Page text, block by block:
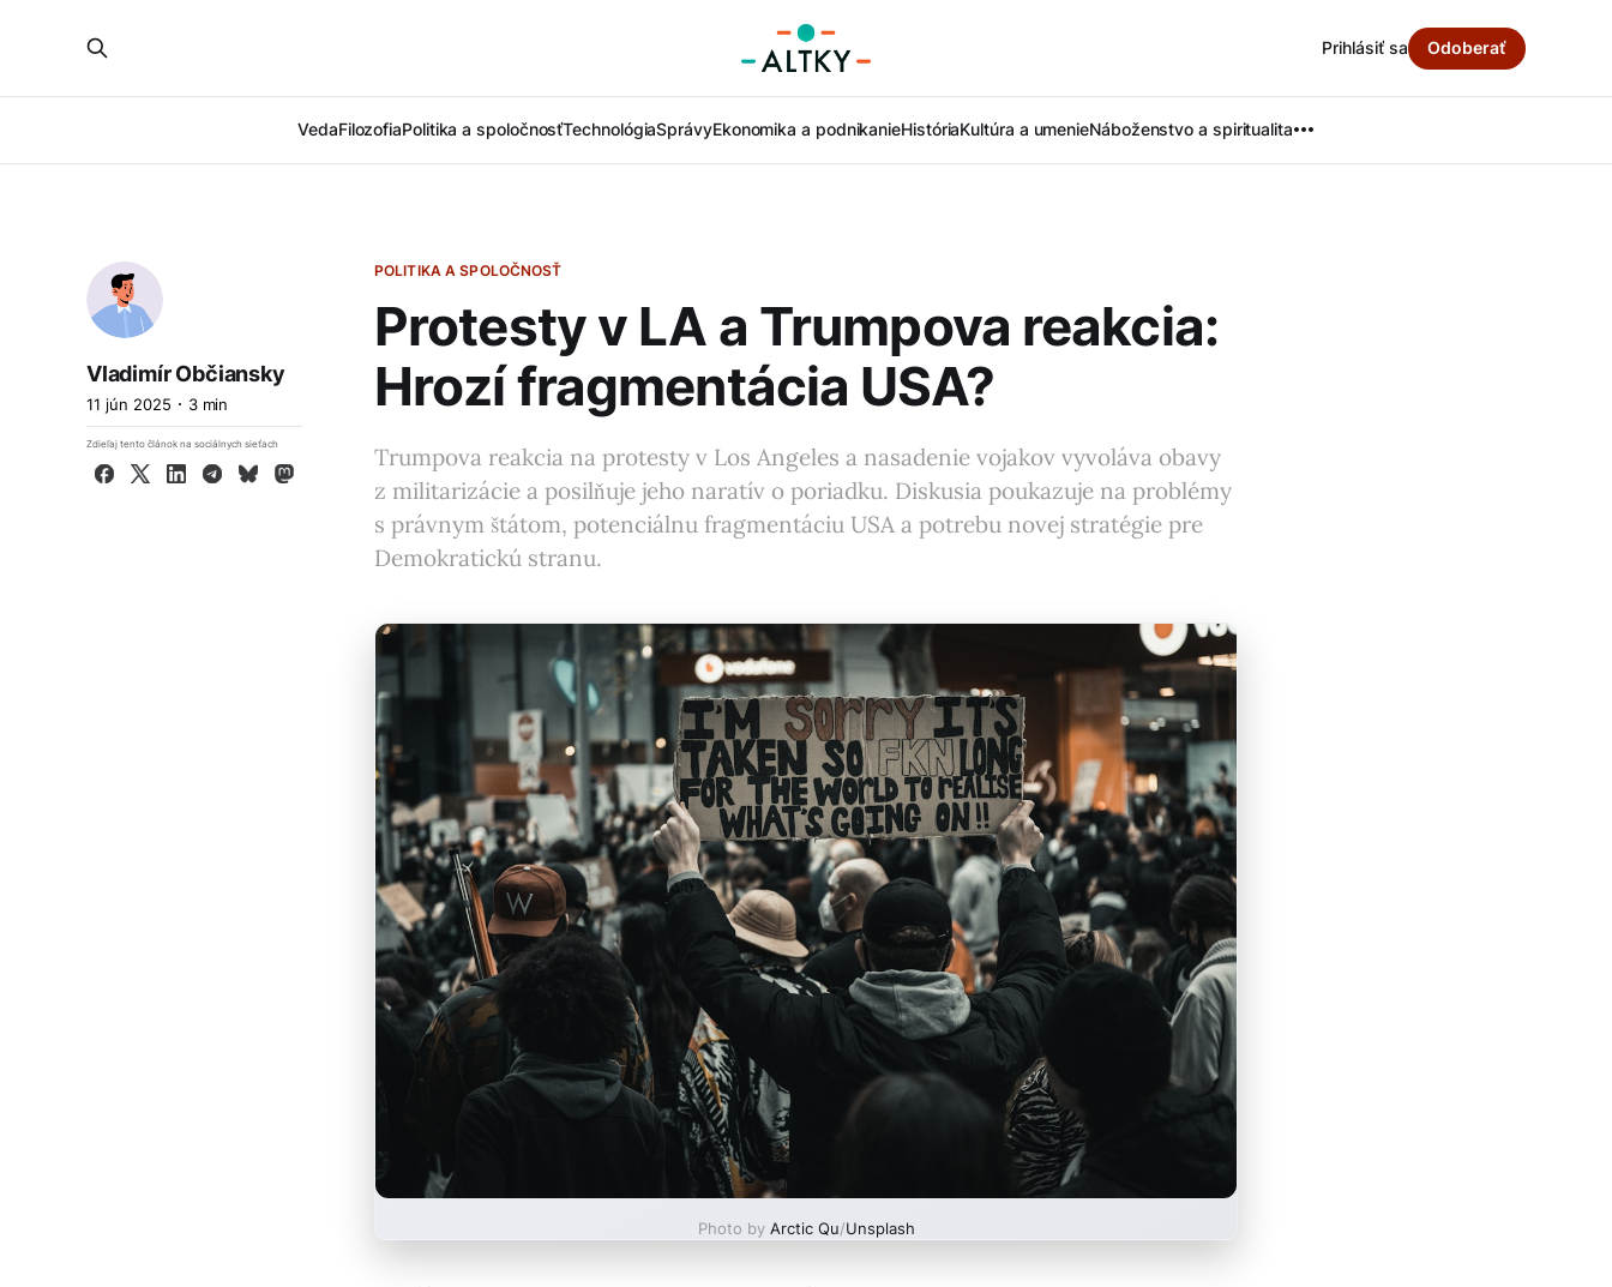
VedaFilozofiaPolitika a spoločnosťTechnológiaSprávyEkonomika a podnikanieHistóriaKultúra a umenieNáboženstvo a spiritualita
Prihlásiť sa Odoberať
POLITIKA A SPOLOČNOSŤ
Protesty v LA a Trumpova reakcia:
Hrozí fragmentácia USA?
Trumpova reakcia na protesty v Los Angeles a nasadenie vojakov vyvoláva obavy
z militarizácie a posilňuje jeho naratív o poriadku. Diskusia poukazuje na problémy
s právnym štátom, potenciálnu fragmentáciu USA a potrebu novej stratégie pre
Demokratickú stranu.
Vladimír Občiansky
11 jún 2025 3 min
Zdieľaj tento článok na sociálnych sieťach
Facebook
X LinkedInTelegram
BlueskyMastodon
Photo by Arctic Qu/Unsplash